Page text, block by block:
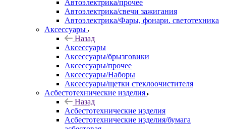
Автоэлектрика/прочее
Автоэлектрика/свечи зажигания
Автоэлектрика/Фары, фонари. светотехника
Аксессуары
Назад
Аксессуары
Аксессуары/брызговики
Аксессуары/прочее
Аксессуары/Наборы
Аксессуары/щетки стеклоочистителя
Асбестотехнические изделия
Назад
Асбестотехнические изделия
Асбестотехнические изделия/бумага